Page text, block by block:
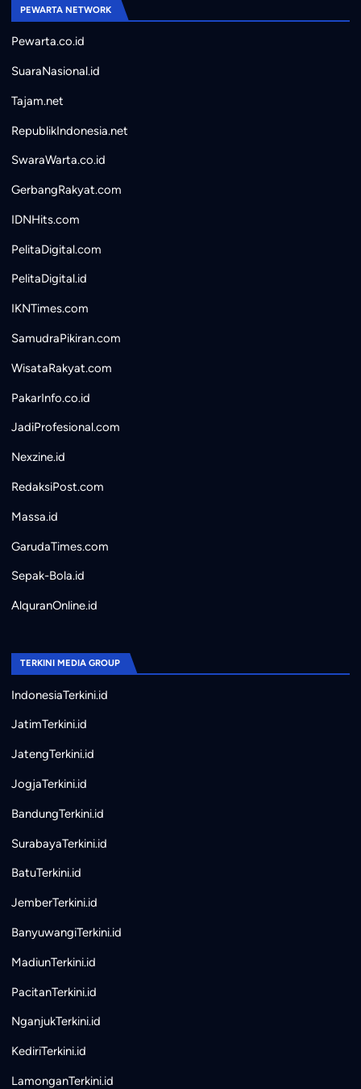
PEWARTA NETWORK
Pewarta.co.id
SuaraNasional.id
Tajam.net
RepublikIndonesia.net
SwaraWarta.co.id
GerbangRakyat.com
IDNHits.com
PelitaDigital.com
PelitaDigital.id
IKNTimes.com
SamudraPikiran.com
WisataRakyat.com
PakarInfo.co.id
JadiProfesional.com
Nexzine.id
RedaksiPost.com
Massa.id
GarudaTimes.com
Sepak-Bola.id
AlquranOnline.id
TERKINI MEDIA GROUP
IndonesiaTerkini.id
JatimTerkini.id
JatengTerkini.id
JogjaTerkini.id
BandungTerkini.id
SurabayaTerkini.id
BatuTerkini.id
JemberTerkini.id
BanyuwangiTerkini.id
MadiunTerkini.id
PacitanTerkini.id
NganjukTerkini.id
KediriTerkini.id
LamonganTerkini.id